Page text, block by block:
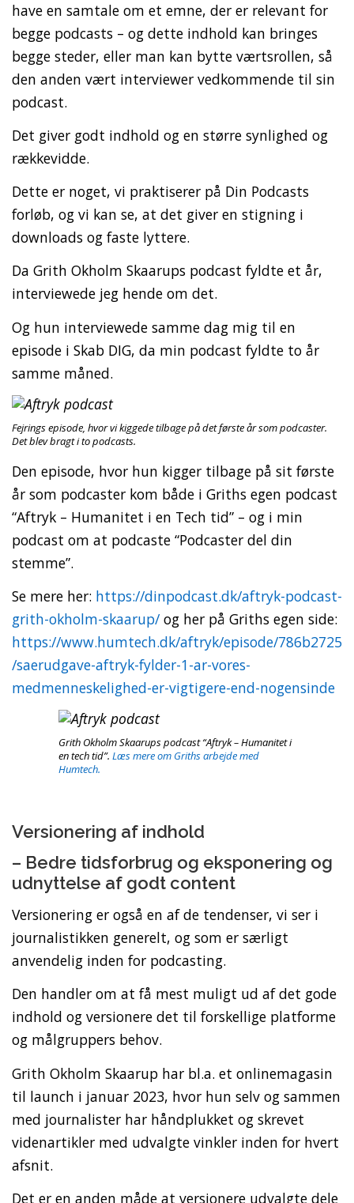
have en samtale om et emne, der er relevant for
begge podcasts – og dette indhold kan bringes
begge steder, eller man kan bytte værtsrollen, så
den anden vært interviewer vedkommende til sin
podcast.
Det giver godt indhold og en større synlighed og
rækkevidde.
Dette er noget, vi praktiserer på Din Podcasts
forløb, og vi kan se, at det giver en stigning i
downloads og faste lyttere.
Da Grith Okholm Skaarups podcast fyldte et år,
interviewede jeg hende om det.
Og hun interviewede samme dag mig til en
episode i Skab DIG, da min podcast fyldte to år
samme måned.
Fejrings episode, hvor vi kiggede tilbage på det første år som podcaster.
Det blev bragt i to podcasts.
Den episode, hvor hun kigger tilbage på sit første
år som podcaster kom både i Griths egen podcast
“Aftryk – Humanitet i en Tech tid” – og i min
podcast om at podcaste “Podcaster del din
stemme”.
Se mere her: https://dinpodcast.dk/aftryk-podcast-
grith-okholm-skaarup/ og her på Griths egen side:
https://www.humtech.dk/aftryk/episode/786b2725
/saerudgave-aftryk-fylder-1-ar-vores-
medmenneskelighed-er-vigtigere-end-nogensinde
Grith Okholm Skaarups podcast “Aftryk – Humanitet i
en tech tid”. Læs mere om Griths arbejde med
Humtech.
Versionering af indhold
– Bedre tidsforbrug og eksponering og
udnyttelse af godt content
Versionering er også en af de tendenser, vi ser i
journalistikken generelt, og som er særligt
anvendelig inden for podcasting.
Den handler om at få mest muligt ud af det gode
indhold og versionere det til forskellige platforme
og målgruppers behov.
Grith Okholm Skaarup har bl.a. et onlinemagasin
til launch i januar 2023, hvor hun selv og sammen
med journalister har håndplukket og skrevet
videnartikler med udvalgte vinkler inden for hvert
afsnit.
Det er en anden måde at versionere udvalgte dele